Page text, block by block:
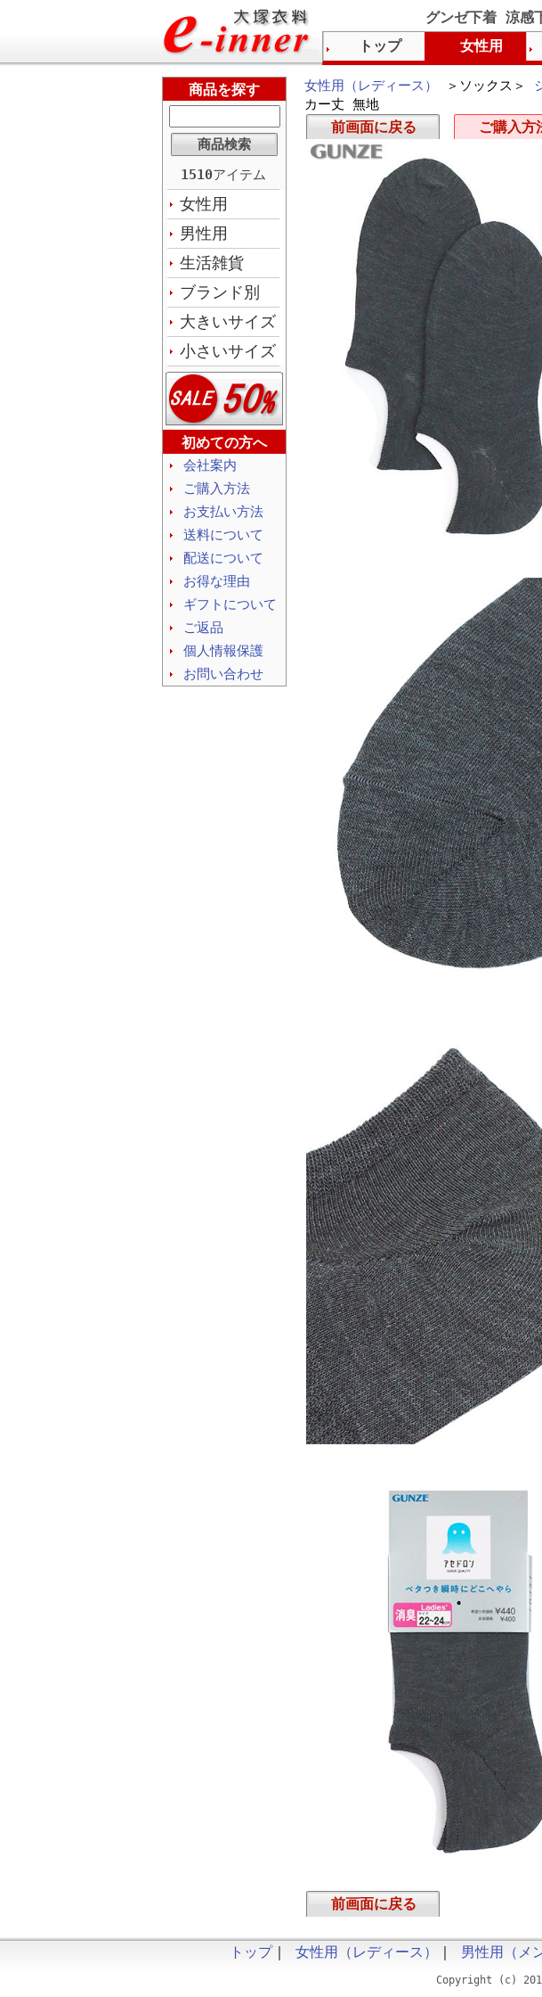
グンゼ下着 涼感
女性用（レディース） ＞ソックス＞
カー丈 無地
前画面に戻る ご購入方
前画面に戻る
商品を探す
1510アイテム
女性用
男性用
生活雑貨
ブランド別
大きいサイズ
小さいサイズ
初めての方へ
会社案内
ご購入方法
お支払い方法
送料について
配送について
お得な理由
ギフトについて
ご返品
個人情報保護
お問い合わせ
トップ 女性用
トップ｜ 女性用（レディース） ｜ 男性用（メ
Copyright (c)